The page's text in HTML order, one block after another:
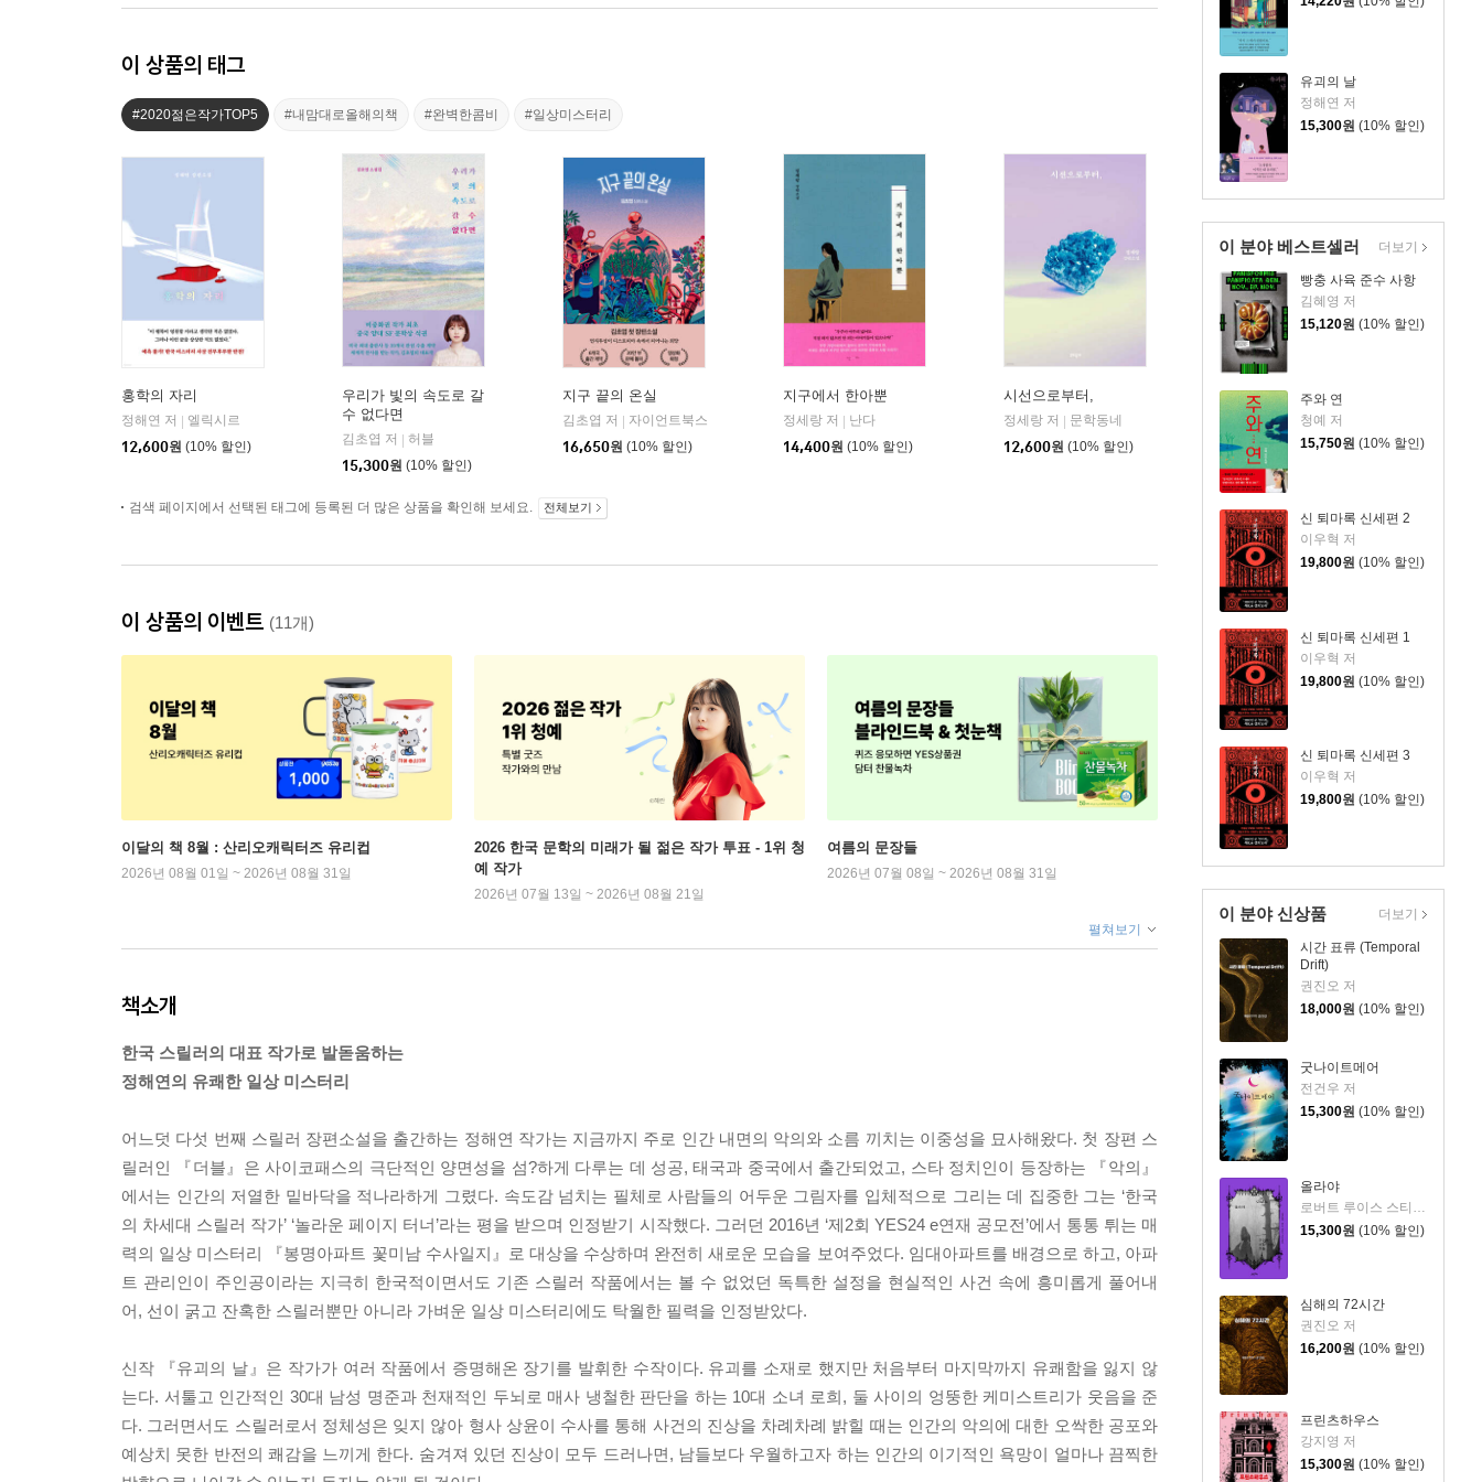
유괴의 날
정해연 저
15,300원 (10% 할인)
이 분야 베스트셀러
빵충 사육 준수 사항
김혜영 저
15,120원 (10% 할인)
주와 연
청예 저
15,750원 (10% 할인)
신 퇴마록 신세편 2
이우혁 저
19,800원 (10% 할인)
신 퇴마록 신세편 1
이우혁 저
19,800원 (10% 할인)
신 퇴마록 신세편 3
이우혁 저
19,800원 (10% 할인)
더보기
이 분야 신상품
시간 표류 (Temporal
Drift)
권진오 저
18,000원 (10% 할인)
굿나이트메어
전건우 저
15,300원 (10% 할인)
올라야
15,300원 (10% 할인)
심해의 72시간
권진오 저
16,200원 (10% 할인)
프린츠하우스
강지영 저
15,300원 (10% 할인)
더보기
이 상품의 태그
#2020젊은작가TOP5 #내맘대로올해의책 #완벽한콤비 #일상미스터리
홍학의 자리
정해연 저
엘릭시르
12,600원 (10% 할인)
우리가 빛의 속도로 갈
수 없다면
김초엽 저
허블
15,300원 (10% 할인)
지구 끝의 온실
김초엽 저
자이언트북스
16,650원 (10% 할인)
지구에서 한아뿐
정세랑 저
난다
14,400원 (10% 할인)
시선으로부터,
정세랑 저
문학동네
12,600원 (10% 할인)
검색 페이지에서 선택된 태그에 등록된 더 많은 상품을 확인해 보세요. 전체보기
이 상품의 이벤트 (11개)
이달의 책 8월 : 산리오캐릭터즈 유리컵
2026년 08월 01일 ~ 2026년 08월 31일
2026 한국 문학의 미래가 될 젊은 작가 투표 - 1위 청
예 작가
2026년 07월 13일 ~ 2026년 08월 21일
여름의 문장들
2026년 07월 08일 ~ 2026년 08월 31일
펼쳐보기
책소개
한국 스릴러의 대표 작가로 발돋움하는
정해연의 유쾌한 일상 미스터리
어느덧 다섯 번째 스릴러 장편소설을 출간하는 정해연 작가는 지금까지 주로 인간 내면의 악의와 소름 끼치는 이중성을 묘사해왔다. 첫 장편 스
릴러인 『더블』은 사이코패스의 극단적인 양면성을 섬?하게 다루는 데 성공, 태국과 중국에서 출간되었고, 스타 정치인이 등장하는 『악의』
에서는 인간의 저열한 밑바닥을 적나라하게 그렸다. 속도감 넘치는 필체로 사람들의 어두운 그림자를 입체적으로 그리는 데 집중한 그는 ‘한국
의 차세대 스릴러 작가’ ‘놀라운 페이지 터너’라는 평을 받으며 인정받기 시작했다. 그러던 2016년 ‘제2회 YES24 e연재 공모전’에서 통통 튀는 매
력의 일상 미스터리 『봉명아파트 꽃미남 수사일지』로 대상을 수상하며 완전히 새로운 모습을 보여주었다. 임대아파트를 배경으로 하고, 아파
트 관리인이 주인공이라는 지극히 한국적이면서도 기존 스릴러 작품에서는 볼 수 없었던 독특한 설정을 현실적인 사건 속에 흥미롭게 풀어내
어, 선이 굵고 잔혹한 스릴러뿐만 아니라 가벼운 일상 미스터리에도 탁월한 필력을 인정받았다.
신작 『유괴의 날』은 작가가 여러 작품에서 증명해온 장기를 발휘한 수작이다. 유괴를 소재로 했지만 처음부터 마지막까지 유쾌함을 잃지 않
는다. 서툴고 인간적인 30대 남성 명준과 천재적인 두뇌로 매사 냉철한 판단을 하는 10대 소녀 로희, 둘 사이의 엉뚱한 케미스트리가 웃음을 준
다. 그러면서도 스릴러로서 정체성은 잊지 않아 형사 상윤이 수사를 통해 사건의 진상을 차례차례 밝힐 때는 인간의 악의에 대한 오싹한 공포와
예상치 못한 반전의 쾌감을 느끼게 한다. 숨겨져 있던 진상이 모두 드러나면, 남들보다 우월하고자 하는 인간의 이기적인 욕망이 얼마나 끔찍한